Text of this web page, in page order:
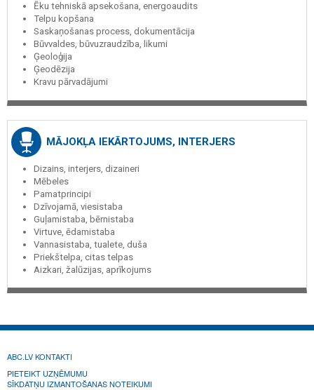
Ēku tehniskā apsekošana, energoaudits
Telpu kopšana
Saskaņošanas process, dokumentācija
Būvvaldes, būvuzraudzība, likumi
Ģeoloģija
Ģeodēzija
Kravu pārvadājumi
MĀJOKĻA IEKĀRTOJUMS, INTERJERS
Dizains, interjers, dizaineri
Mēbeles
Pamatprincipi
Dzīvojamā, viesistaba
Guļamistaba, bērnistaba
Virtuve, ēdamistaba
Vannasistaba, tualete, duša
Priekštelpa, citas telpas
Aizkari, žalūzijas, aprīkojums
ABC.LV KONTAKTI
PIETEIKT UZŅĒMUMU
SĪKDATŅU IZMANTOŠANAS NOTEIKUMI